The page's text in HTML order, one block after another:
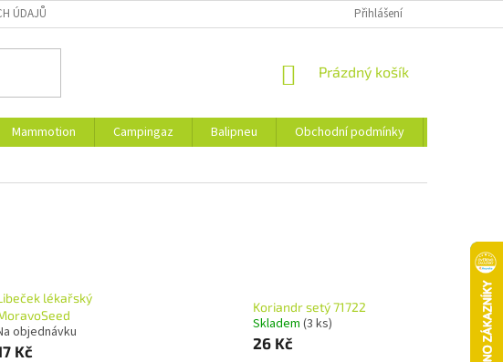
ÚDAJŮ Přihlášení
NÁKUPNÍ
Prázdný košík
Mammotion Campingaz Balipneu Obchodní podmínky
lékařský
objednávku
Kč
Koriandr setý 71722
Skladem (3 ks)
26 Kč